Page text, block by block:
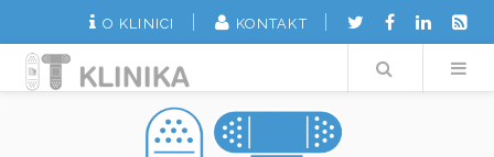
O KLINICI KONTAKT
Search